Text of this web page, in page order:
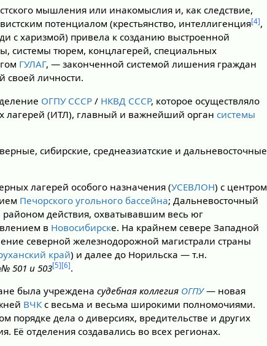
мышления или инакомыслия и, как следствие,
потенциалом (крестьянство, интеллигенция[4],
с харизмой) привела к созданию выстроенной
системы тюрем, концлагерей, специальных
ГУЛАГ, — законченной системой лишения граждан
своей личности.
ОГПУ СССР / НКВД СССР, которое осуществляло
лагерей (ИТЛ), главный и важнейший органсистемы
сибирские, среднеазиатские и дальневосточные
лагерей особого назначения (УСЕВЛОН) с центром
Печорского угольного бассейна; Дальневосточный
районом действия, охватывавшим весь юг
в Новосибирске. На крайнем севере Западной
северной железнодорожной магистрали страны
край) и далее до Норильска — т.н.
501 и 503[5][6].
была учрежденасудебная коллегия ОГПУ— новая
ВЧК с весьма и весьма широкими полномочиями.
порядке дела о диверсиях, вредительстве и других
Её отделения создавались во всех регионах.